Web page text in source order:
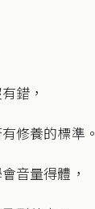
錯，
修養的標準。
音量得體，